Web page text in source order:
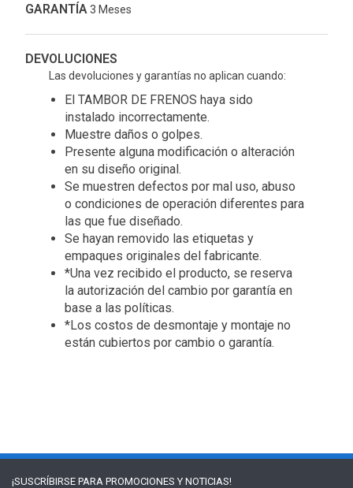
GARANTÍA 3 Meses
DEVOLUCIONES
Las devoluciones y garantías no aplican cuando:
El TAMBOR DE FRENOS haya sido
instalado incorrectamente.
Muestre daños o golpes.
Presente alguna modificación o alteración
en su diseño original.
Se muestren defectos por mal uso, abuso
o condiciones de operación diferentes para
las que fue diseñado.
Se hayan removido las etiquetas y
empaques originales del fabricante.
*Una vez recibido el producto, se reserva
la autorización del cambio por garantía en
base a las políticas.
*Los costos de desmontaje y montaje no
están cubiertos por cambio o garantía.
¡SUSCRÍBIRSE PARA PROMOCIONES Y NOTICIAS!